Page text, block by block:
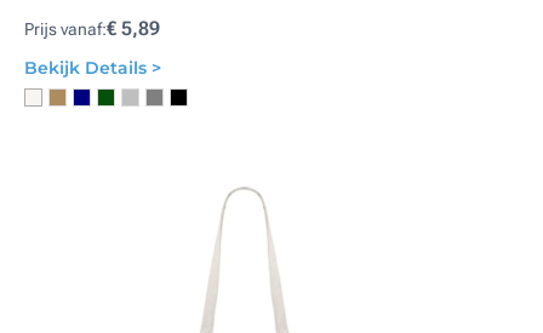
Prijs vanaf:€ 5,89
Bekijk Details >